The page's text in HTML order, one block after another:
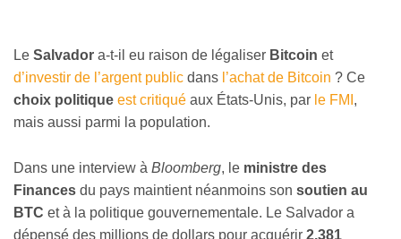
Le Salvador a-t-il eu raison de légaliser Bitcoin et
d’investir de l’argent public dans l’achat de Bitcoin ? Ce
choix politique est critiqué aux États-Unis, par le FMI ,
mais aussi parmi la population.
Dans une interview à Bloomberg, le ministre des
Finances du pays maintient néanmoins son soutien au
BTC et à la politique gouvernementale. Le Salvador a
dépensé des millions de dollars pour acquérir 2.381